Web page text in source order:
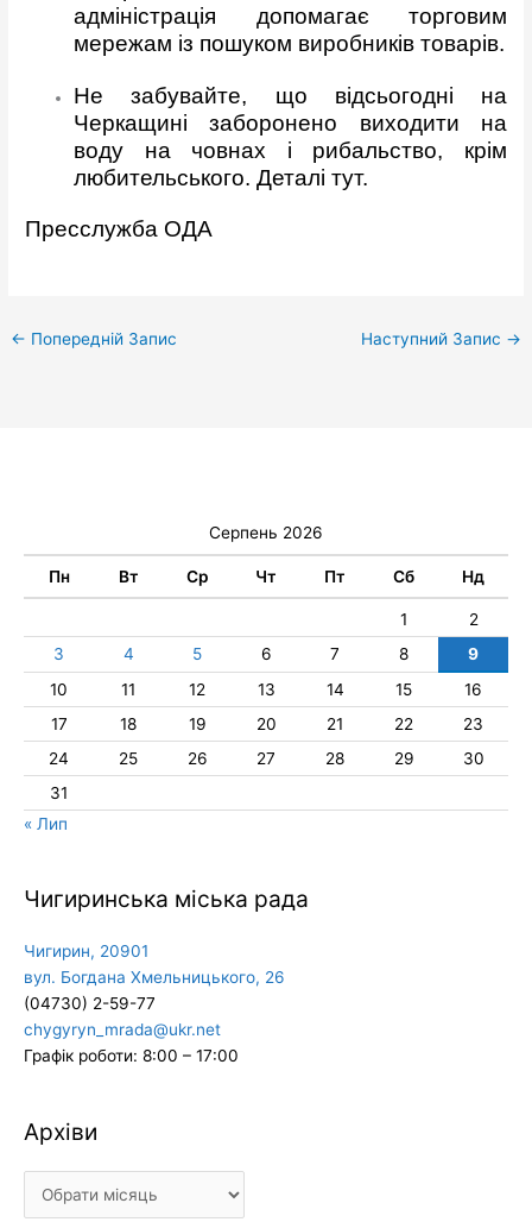
адміністрація допомагає торговим
мережам із пошуком виробників товарів.
Не забувайте, що відсьогодні на
Черкащині заборонено виходити на
воду на човнах і рибальство, крім
любительського. Деталі тут.
Пресслужба ОДА
← Попередній Запис Наступний Запис →
Серпень 2026
Пн Вт Ср Чт Пт Сб Нд
1
2
3
4 5 6 7 8
9
10
11 12 13 14 15
16
17
18 19 20 21 22
23
24
25 26 27 28 29
30
31
« Лип
Чигиринська міська рада
Чигирин, 20901
вул. Богдана Хмельницького, 26
(04730) 2-59-77
chygyryn_mrada@ukr.net
Графік роботи: 8:00 – 17:00
Архіви
Архіви